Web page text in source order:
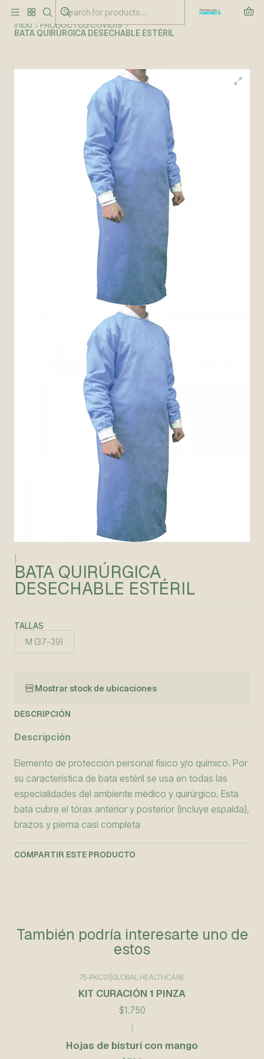
Inicio
PRODUCTOS COVID19
BATA QUIRÚRGICA DESECHABLE ESTÉRIL
BATA QUIRÚRGICA
DESECHABLE ESTÉRIL
TALLAS
M (37-39)
Mostrar stock de ubicaciones
DESCRIPCIÓN
Descripción
Elemento de protección personal físico y/o químico. Por
su característica de bata estéril se usa en todas las
especialidades del ambiente médico y quirúrgico. Esta
bata cubre el tórax anterior y posterior (incluye espalda),
brazos y pierna casi completa
COMPARTIR ESTE PRODUCTO
También podría interesarte uno de
estos
75-PKC01 GLOBAL HEALTHCARE
KIT CURACIÓN 1 PINZA
$1.750
Hojas de bisturí con mango